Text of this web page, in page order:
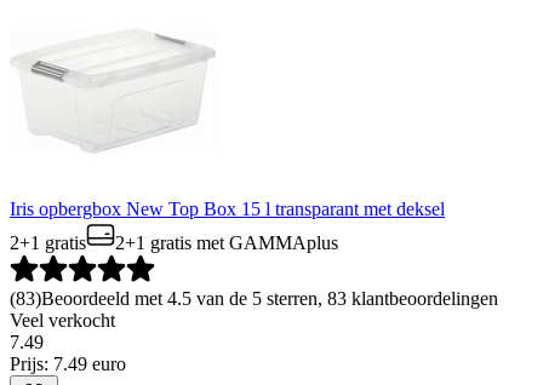
Iris opbergbox New Top Box 15 l transparant met deksel
2+1 gratis
2+1 gratis met GAMMAplus
(83)Beoordeeld met 4.5 van de 5 sterren, 83 klantbeoordelingen
Veel verkocht
7.49
Prijs: 7.49 euro